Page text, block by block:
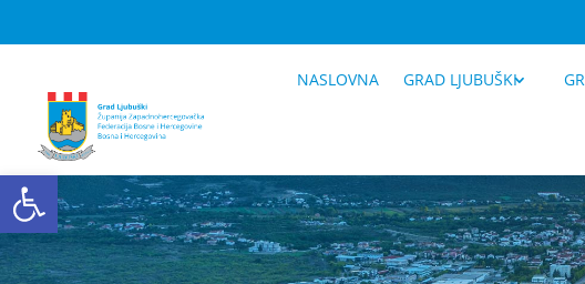
NASLOVNA GRAD LJUBUŠKI
Open toolbar